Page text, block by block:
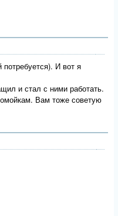
И вот я
и стал с ними работать.
Вам тоже советую